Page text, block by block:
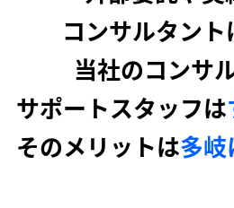
コンサルタン
当社のコンサ
サポートスタッフは
そのメリットは多岐